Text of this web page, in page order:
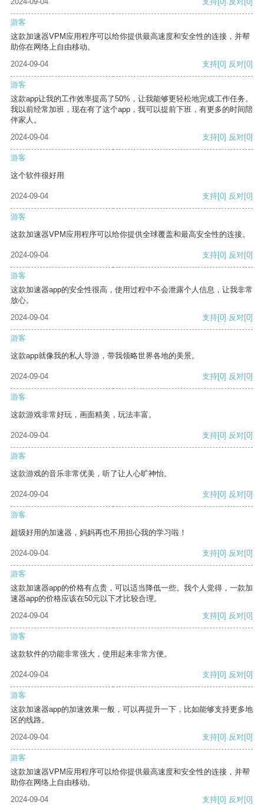
游客
这款加速器VPM应用程序可以给你提供最高速度和安全性的连接，并帮
助你在网络上自由移动。
2024-09-04
支持[0] 反对[0]
游客
这款app让我的工作效率提高了50%，让我能够更轻松地完成工作任务。
我以前经常加班，现在有了这个app，我可以提前下班，有更多的时间陪
伴家人。
2024-09-04
支持[0] 反对[0]
游客
这个软件很好用
2024-09-04 支持[0] 反对[0]
游客
这款加速器VPM应用程序可以给你提供全球覆盖和最高安全性的连接。
2024-09-04 支持[0] 反对[0]
游客
这款加速器app的安全性很高，使用过程中不会泄露个人信息，让我非常
放心。
2024-09-04
支持[0] 反对[0]
游客
这款app就像我的私人导游，带我领略世界各地的美景。
2024-09-04 支持[0] 反对[0]
游客
这款游戏非常好玩，画面精美，玩法丰富。
2024-09-04 支持[0] 反对[0]
游客
这款游戏的音乐非常优美，听了让人心旷神怡。
2024-09-04 支持[0] 反对[0]
游客
超级好用的加速器，妈妈再也不用担心我的学习啦！
2024-09-04 支持[0] 反对[0]
游客
这款加速器app的价格有点贵，可以适当降低一些。我个人觉得，一款加
速器app的价格应该在50元以下才比较合理。
2024-09-04
支持[0] 反对[0]
游客
这款软件的功能非常强大，使用起来非常方便。
2024-09-04 支持[0] 反对[0]
游客
这款加速器app的加速效果一般，可以再提升一下，比如能够支持更多地
区的线路。
2024-09-04
支持[0] 反对[0]
游客
这款加速器VPM应用程序可以给你提供最高速度和安全性的连接，并帮
助你在网络上自由移动。
2024-09-04
支持[0] 反对[0]